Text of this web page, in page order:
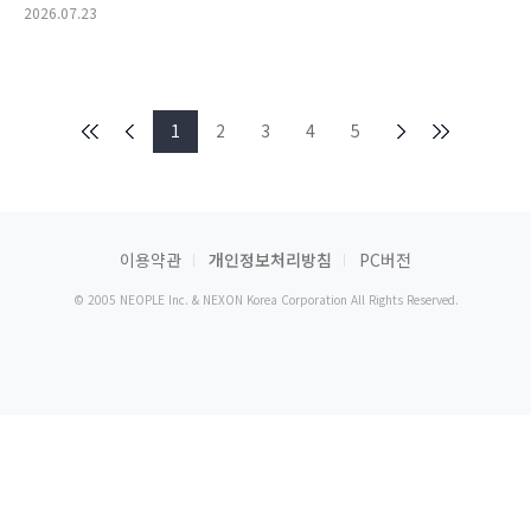
2026.07.23
1 2 3 4 5
이용약관 개인정보처리방침 PC버전
© 2005 NEOPLE Inc. & NEXON Korea Corporation All Rights Reserved.